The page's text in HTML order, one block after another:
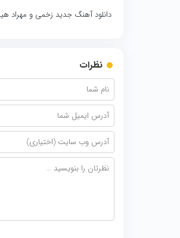
دانلود آهنگ جدید زخمی و مهراد
نظرات